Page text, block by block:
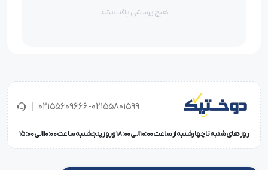
هرچند، نحوه کار با دستگاه در فروشگاه و محل شما آموزش
از سایر اقلام همراه این چرخ می توان به یک روغن چرخ خیاطی
هیچ پرسشی یافت نشد
02155609666-02155801599
روز های شنبه تا چهارشنبه از ساعت 10:00 الی 18:00 و روز پنجشنبه ساعت 10:00 الی 15:00